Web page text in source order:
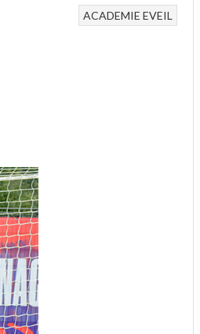
ACADEMIE EVEIL